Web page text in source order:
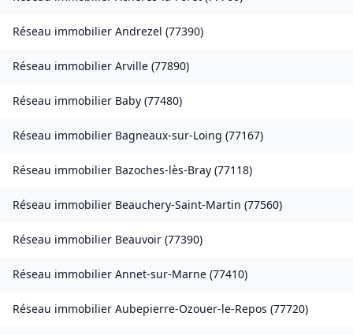
Réseau immobilier Andrezel (77390)
Réseau immobilier Arville (77890)
Réseau immobilier Baby (77480)
Réseau immobilier Bagneaux-sur-Loing (77167)
Réseau immobilier Bazoches-lès-Bray (77118)
Réseau immobilier Beauchery-Saint-Martin (77560)
Réseau immobilier Beauvoir (77390)
Réseau immobilier Annet-sur-Marne (77410)
Réseau immobilier Aubepierre-Ozouer-le-Repos (77720)